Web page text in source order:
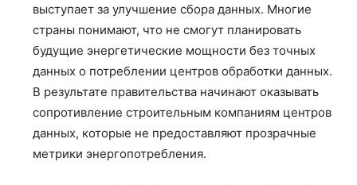
выступает за улучшение сбора данных. Многие
страны понимают, что не смогут планировать
будущие энергетические мощности без точных
данных о потреблении центров обработки данных.
В результате правительства начинают оказывать
сопротивление строительным компаниям центров
данных, которые не предоставляют прозрачные
метрики энергопотребления.